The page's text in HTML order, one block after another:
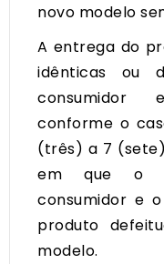
novo modelo
A entrega do
idênticas ou
consumidor
conforme o
(três) a 7
em que o
consumidor e
produto
modelo.